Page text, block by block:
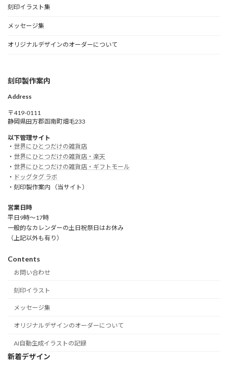
刻印イラスト集
メッセージ集
オリジナルデザインのオーダーについて
刻印製作案内
Address
〒419-0111
静岡県田方郡函南町畑毛233
以下管理サイト
・ 世界にひとつだけの雑貨店
・ 世界にひとつだけの雑貨店・楽天
・ 世界にひとつだけの雑貨店・ギフトモール
・ ドッグタグ ラボ
・刻印製作案内 （当サイト）
営業日時
平日9時～17時
一般的なカレンダーの土日祝祭日はお休み
（上記以外も有り）
Contents
お問い合わせ
刻印イラスト
メッセージ集
オリジナルデザインのオーダーについて
AI自動生成イラストの記録
新着デザイン